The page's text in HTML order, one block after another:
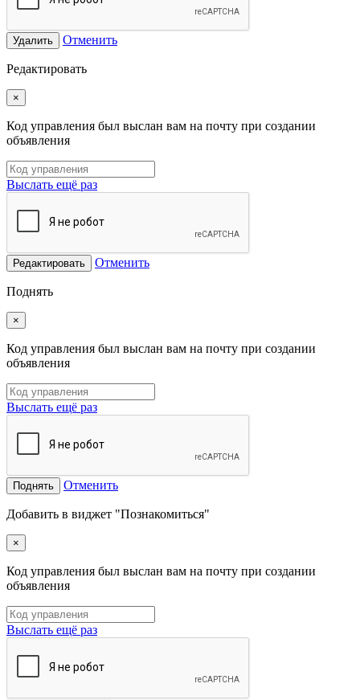
Удалить Отменить
Редактировать
×
Код управления был выслан вам на почту при создании
объявления
Выслать ещё раз
Редактировать Отменить
Поднять
×
Код управления был выслан вам на почту при создании
объявления
Выслать ещё раз
Поднять Отменить
Добавить в виджет "Познакомиться"
×
Код управления был выслан вам на почту при создании
объявления
Выслать ещё раз